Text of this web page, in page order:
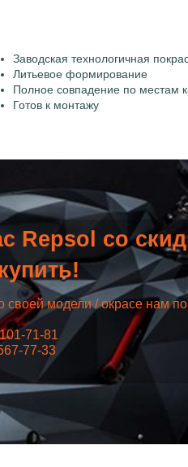
Заводская технологичная
Литьевое формирование
Полное совпадение по местам
Готов к монтажу
Repsol со
своей модели / окрасе нам
71-81
77-33